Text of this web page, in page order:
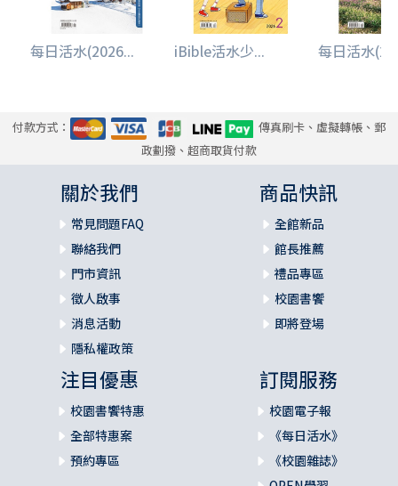
每日活水(2026... iBible活水少... 每日活水
付款方式：
傳真刷卡、虛擬轉帳、郵
政劃撥、超商取貨付款
關於我們
常見問題FAQ
聯絡我們
門市資訊
徵人啟事
消息活動
隱私權政策
商品快訊
全館新品
館長推薦
禮品專區
校園書饗
即將登場
注目優惠
校園書饗特惠
全部特惠案
預約專區
訂閱服務
校園電子報
《每日活水》
《校園雜誌》